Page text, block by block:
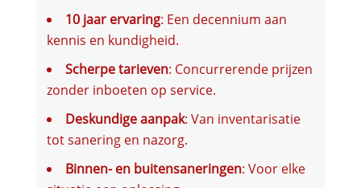
10 jaar ervaring: Een decennium aan
kennis en kundigheid.
Scherpe tarieven: Concurrerende prijzen
zonder inboeten op service.
Deskundige aanpak: Van inventarisatie
tot sanering en nazorg.
Binnen- en buitensaneringen: Voor elke